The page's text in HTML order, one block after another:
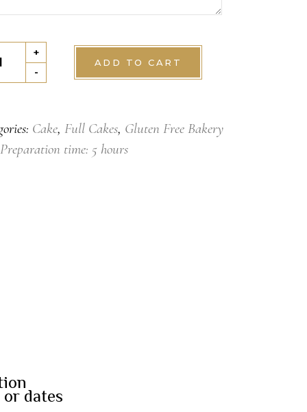
-
+
ADD TO CART
Cake, Full Cakes, Gluten Free Bakery
Preparation time: 5 hours
dates